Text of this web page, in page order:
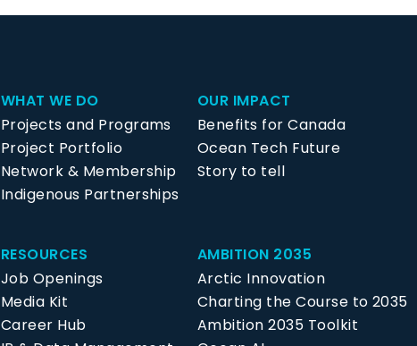
WHAT WE DO
Projects and Programs
Project Portfolio
Network & Membership
Indigenous Partnerships
OUR IMPACT
Benefits for Canada
Ocean Tech Future
Story to tell
RESOURCES
Job Openings
Media Kit
Career Hub
AMBITION 2035
Arctic Innovation
Charting the Course to 2035
Ambition 2035 Toolkit